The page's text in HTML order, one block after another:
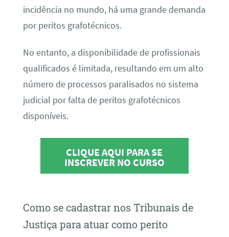
incidência no mundo, há uma grande demanda
por peritos grafotécnicos.
No entanto, a disponibilidade de profissionais
qualificados é limitada, resultando em um alto
número de processos paralisados no sistema
judicial por falta de peritos grafotécnicos
disponíveis.
CLIQUE AQUI PARA SE
INSCREVER NO CURSO
Como se cadastrar nos Tribunais de
Justiça para atuar como perito